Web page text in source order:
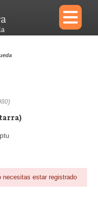
×
necesitas estar registrado